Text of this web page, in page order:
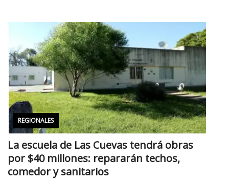
REGIONALES
La escuela de Las Cuevas tendrá obras
por $40 millones: repararán techos,
comedor y sanitarios